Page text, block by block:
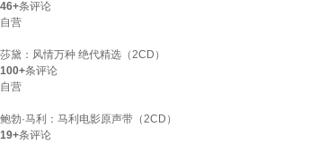
46+条评论
自营
莎黛：风情万种 绝代精选（2CD）
100+条评论
自营
鲍勃·马利：马利电影原声带（2CD）
19+条评论